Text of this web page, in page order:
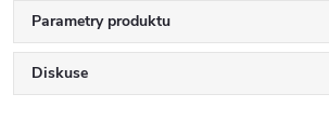
Parametry produktu
Diskuse